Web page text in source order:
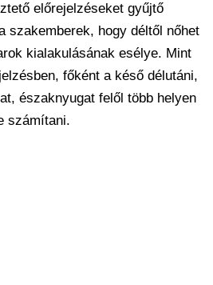
előrejelzéseket gyűjtő
szakemberek, hogy déltől nőhet
kialakulásának esélye. Mint
főként a késő délutáni,
északnyugat felől több helyen
számítani.